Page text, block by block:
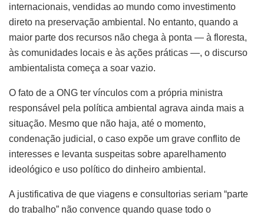
internacionais, vendidas ao mundo como investimento
direto na preservação ambiental. No entanto, quando a
maior parte dos recursos não chega à ponta — à floresta,
às comunidades locais e às ações práticas —, o discurso
ambientalista começa a soar vazio.
O fato de a ONG ter vínculos com a própria ministra
responsável pela política ambiental agrava ainda mais a
situação. Mesmo que não haja, até o momento,
condenação judicial, o caso expõe um grave conflito de
interesses e levanta suspeitas sobre aparelhamento
ideológico e uso político do dinheiro ambiental.
A justificativa de que viagens e consultorias seriam “parte
do trabalho” não convence quando quase todo o